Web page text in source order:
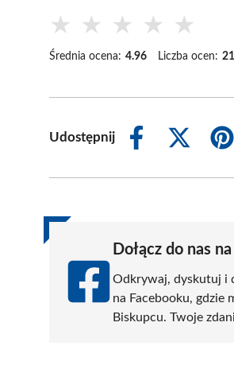
★ ★ ★ ★ ★
Średnia ocena: 4.96 Liczba ocen: 21
Udostępnij
Share
Share
(Twitter)
Dołącz do nas
Odkrywaj, dyskutuj i
na Facebooku, gdzie
Biskupcu. Twoje